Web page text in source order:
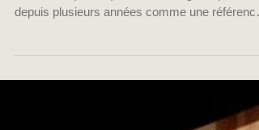
Le Centre de Formation Professionnelle des
professionnelle dédiée aux musiciens,